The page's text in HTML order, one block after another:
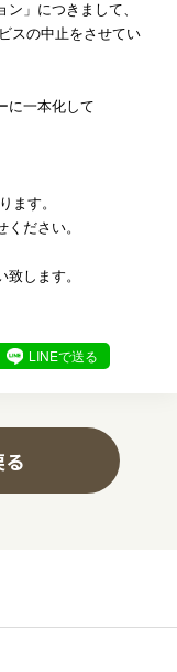
」につきまして、
スの中止をさせてい
に一本化して
ます。
ださい。
します。
LINEで送る
る